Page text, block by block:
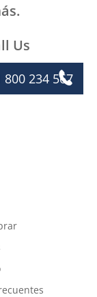
Us
800 234 567